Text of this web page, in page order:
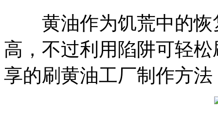
黄油作为饥荒中的恢
高，不过利用陷阱可轻
享的刷黄油工厂制作方